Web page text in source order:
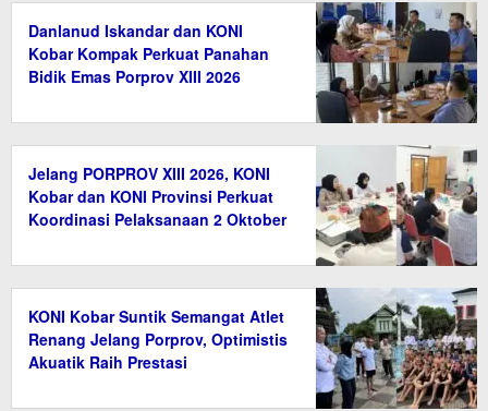
Danlanud Iskandar dan KONI
Kobar Kompak Perkuat Panahan
Bidik Emas Porprov XIII 2026
Jelang PORPROV XIII 2026, KONI
Kobar dan KONI Provinsi Perkuat
Koordinasi Pelaksanaan 2 Oktober
KONI Kobar Suntik Semangat Atlet
Renang Jelang Porprov, Optimistis
Akuatik Raih Prestasi